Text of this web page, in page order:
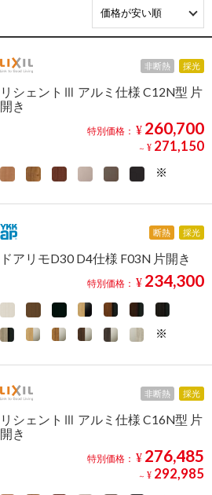
非断熱 採光
リシェントⅢ アルミ仕様 C12N型 片
開き
特別価格： ¥ 260,700
～ ¥ 271,150
断熱 採光
ドアリモD30 D4仕様 F03N 片開き
特別価格： ¥ 234,300
非断熱 採光
リシェントⅢ アルミ仕様 C16N型 片
開き
特別価格： ¥ 276,485
～ ¥ 292,985